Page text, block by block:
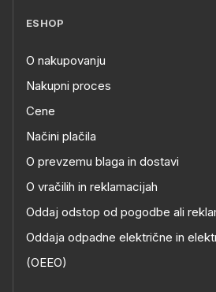
ESHOP
O nakupovanju
Nakupni proces
Cene
Načini plačila
O prevzemu blaga in dostavi
O vračilih in reklamacijah
Oddaj odstop od pogodbe ali
Oddaja odpadne električne in
(OEEO)